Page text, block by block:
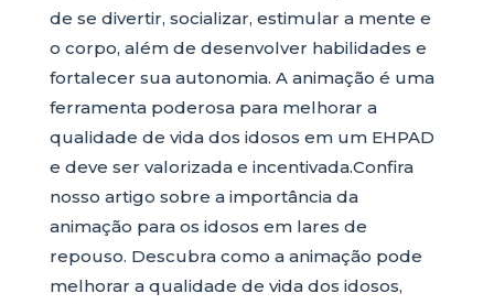
de se divertir, socializar, estimular a mente e
o corpo, além de desenvolver habilidades e
fortalecer sua autonomia. A animação é uma
ferramenta poderosa para melhorar a
qualidade de vida dos idosos em um EHPAD
e deve ser valorizada e incentivada.Confira
nosso artigo sobre a importância da
animação para os idosos em lares de
repouso. Descubra como a animação pode
melhorar a qualidade de vida dos idosos,